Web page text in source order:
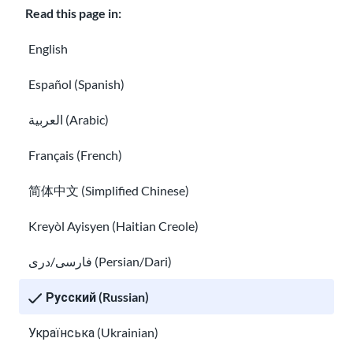
Read this page in:
English
Español (Spanish)
العربية (Arabic)
Français (French)
简体中文 (Simplified Chinese)
Kreyòl Ayisyen (Haitian Creole)
فارسی/دری (Persian/Dari)
Русский (Russian)
Українська (Ukrainian)
Узн
как
мо
жет
най
диц
ные
пре